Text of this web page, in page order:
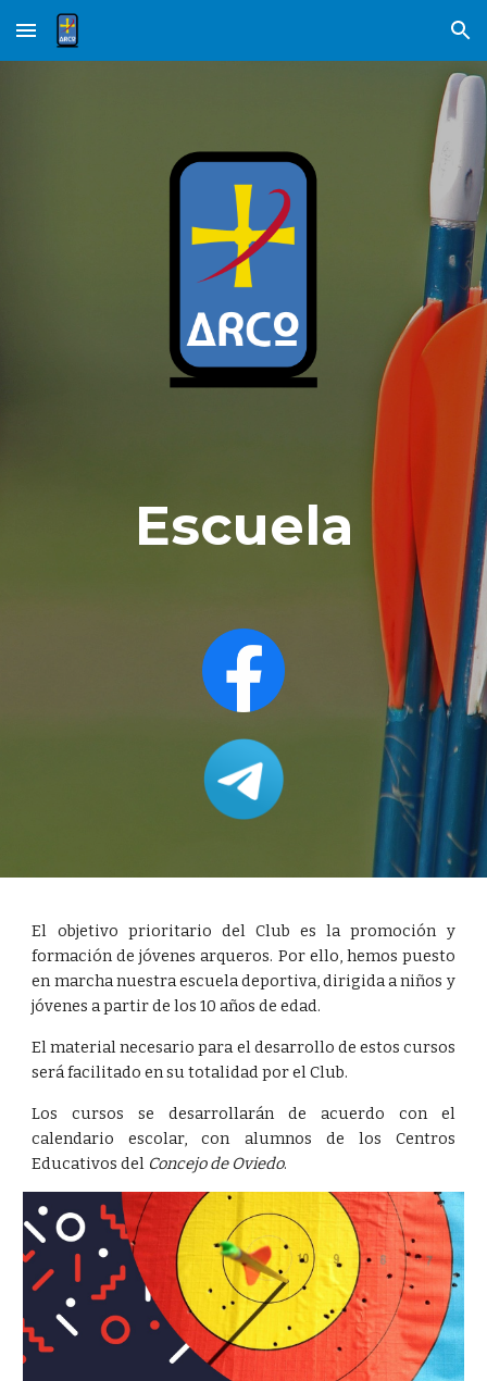
Skip to main content Skip to navigation
Escuela
El objetivo prioritario del Club es la promoción y
formación de jóvenes arqueros. Por ello, hemos puesto
en marcha nuestra escuela deportiva, dirigida a niños y
jóvenes a partir de los 10 años de edad.
El material necesario para el desarrollo de estos cursos
será facilitado en su totalidad por el Club.
Los cursos se desarrollarán de acuerdo con el
calendario escolar, con alumnos de los Centros
Educativos del Concejo de Oviedo.